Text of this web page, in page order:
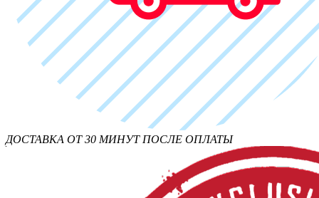
ДОСТАВКА ОТ 30 МИНУТ ПОСЛЕ ОПЛАТЫ